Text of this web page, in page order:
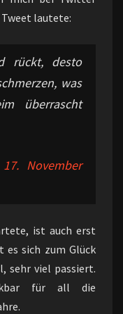
lautete:
rückt, desto
was
überrascht
17. November
ist auch erst
es sich zum Glück
sehr viel passiert.
für all die